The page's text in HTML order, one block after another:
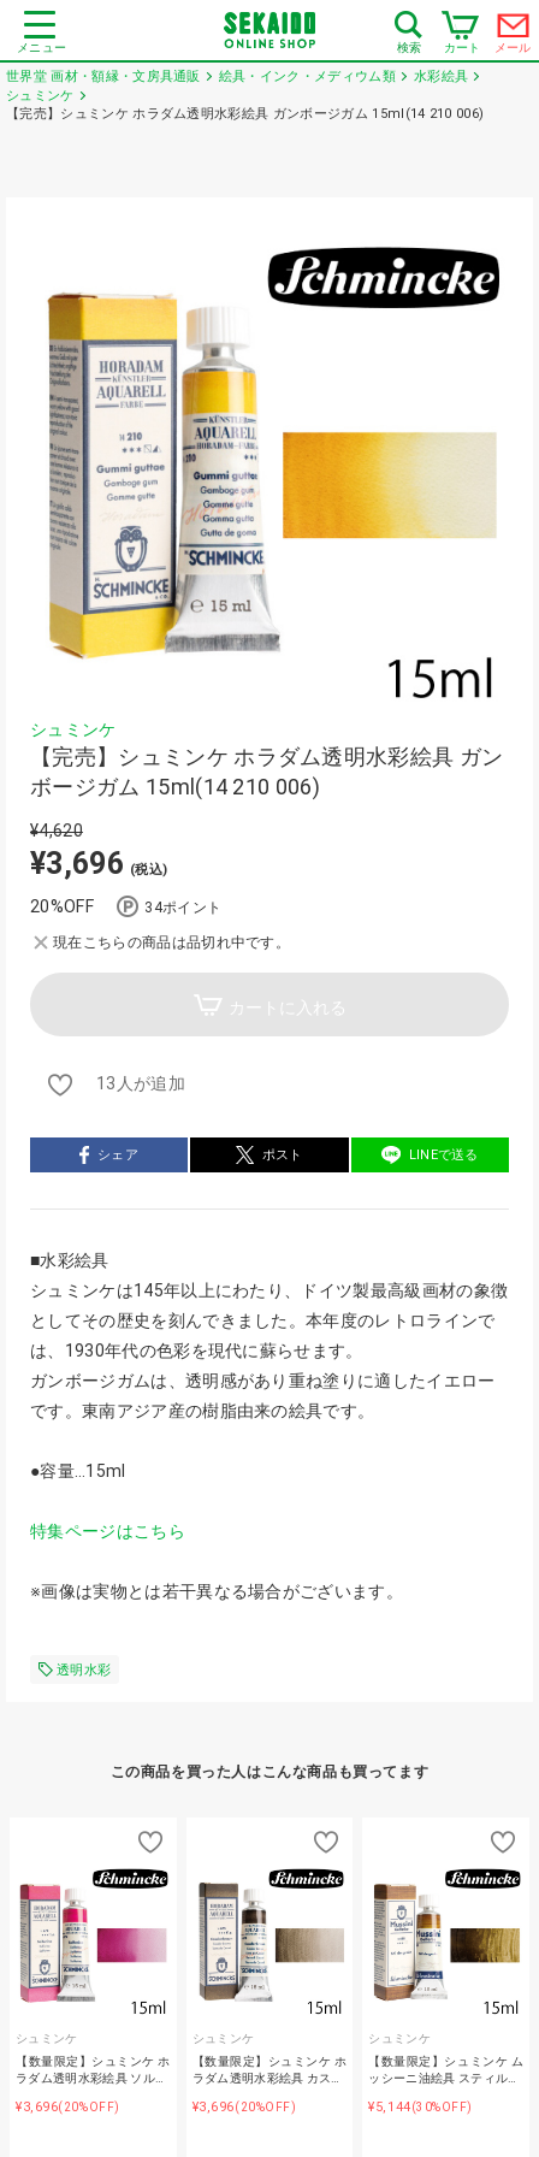
メニュー 検索 カート メール
世界堂 画材・額縁・文房具通販 絵具・インク・メディウム類
水彩絵具
シュミンケ
【完売】シュミンケ ホラダム透明水彩絵具 ガンボージガム 15ml(14 210 006)
シュミンケ
【完売】シュミンケ ホラダム透明水彩絵具 ガン
ボージガム 15ml(14 210 006)
¥4,620
¥3,696 (税込)
20%OFF 34ポイント
現在こちらの商品は品切れ中です。
カートに入れる
13人が追加
シェア ポスト LINEで送る
■水彩絵具
シュミンケは145年以上にわたり、ドイツ製最高級画材の象徴
としてその歴史を刻んできました。本年度のレトロラインで
は、1930年代の色彩を現代に蘇らせます。
ガンボージガムは、透明感があり重ね塗りに適したイエロー
です。東南アジア産の樹脂由来の絵具です。
●容量…15ml
特集ページはこちら
※画像は実物とは若干異なる場合がございます。
透明水彩
この商品を買った人はこんな商品も買ってます
シュミンケ
【数量限定】シュミンケ ホ
ラダム透明水彩絵具 ソル…
¥3,696(20%OFF)
シュミンケ
【数量限定】シュミンケ ホ
ラダム透明水彩絵具 カス…
¥3,696(20%OFF)
シュミンケ
【数量限定】シュミンケ ム
ッシーニ油絵具 スティル…
¥5,144(30%OFF)